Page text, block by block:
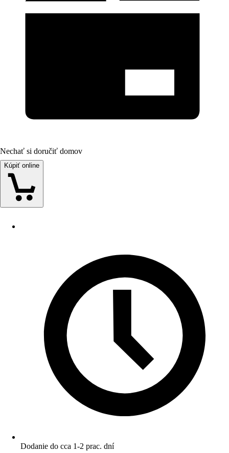
Nechať si doručiť domov
Kúpiť online
Dodanie do cca 1-2 prac. dní